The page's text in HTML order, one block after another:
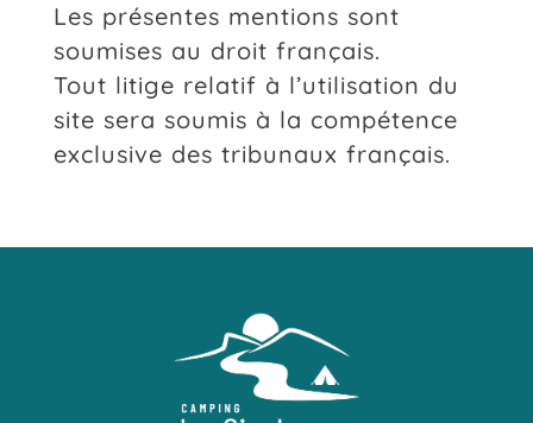
Les présentes mentions sont
soumises au droit français.
Tout litige relatif à l’utilisation du
site sera soumis à la compétence
exclusive des tribunaux français.